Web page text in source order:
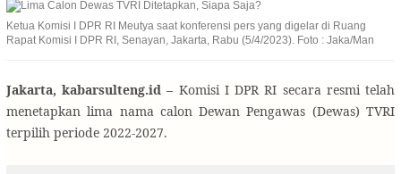
Ketua Komisi I DPR RI Meutya saat konferensi pers yang digelar di Ruang
Rapat Komisi I DPR RI, Senayan, Jakarta, Rabu (5/4/2023). Foto : Jaka/Man
Jakarta, kabarsulteng.id – Komisi I DPR RI secara resmi telah
menetapkan lima nama calon Dewan Pengawas (Dewas) TVRI
terpilih periode 2022-2027.